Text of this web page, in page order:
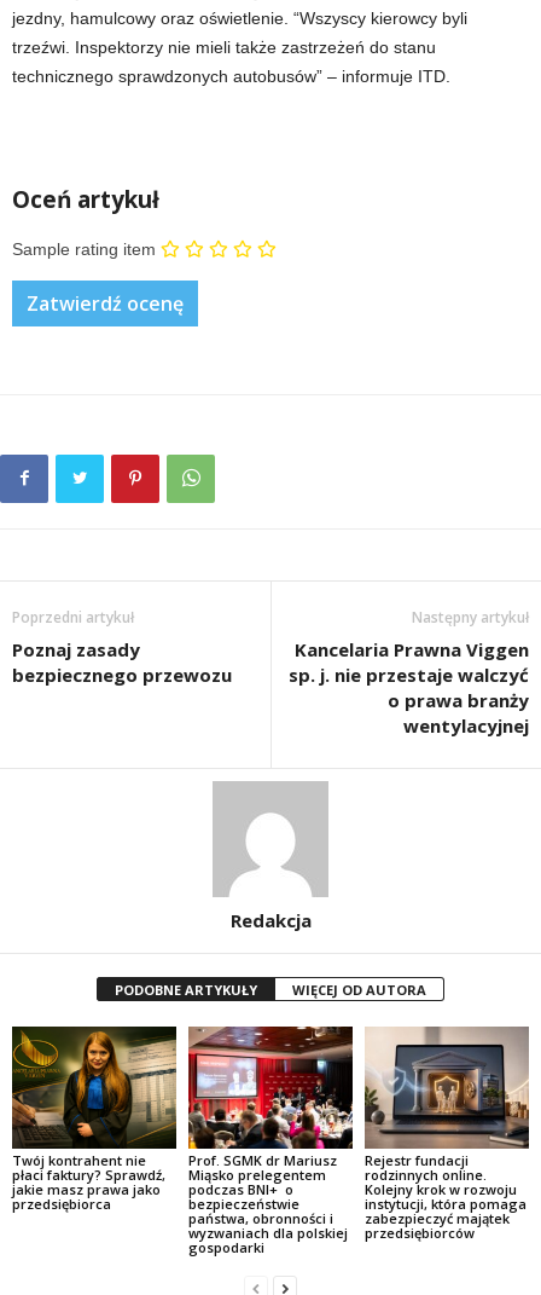
jezdny, hamulcowy oraz oświetlenie. “Wszyscy kierowcy byli
trzeźwi. Inspektorzy nie mieli także zastrzeżeń do stanu
technicznego sprawdzonych autobusów” – informuje ITD.
Oceń artykuł
Sample rating item
Poprzedni artykuł
Poznaj zasady
bezpiecznego przewozu
Następny artykuł
Kancelaria Prawna Viggen
sp. j. nie przestaje walczyć
o prawa branży
wentylacyjnej
Redakcja
PODOBNE ARTYKUŁY WIĘCEJ OD AUTORA
Twój kontrahent nie
płaci faktury? Sprawdź,
jakie masz prawa jako
przedsiębiorca
Prof. SGMK dr Mariusz
Miąsko prelegentem
podczas BNI+ o
bezpieczeństwie
państwa, obronności i
wyzwaniach dla polskiej
gospodarki
Rejestr fundacji
rodzinnych online.
Kolejny krok w rozwoju
instytucji, która pomaga
zabezpieczyć majątek
przedsiębiorców